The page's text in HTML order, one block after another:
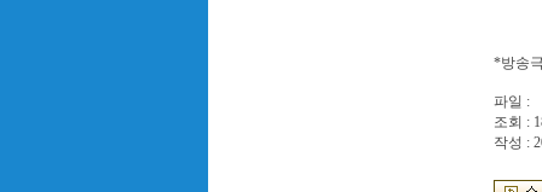
*방송
파일 :
조회 :
작성 :